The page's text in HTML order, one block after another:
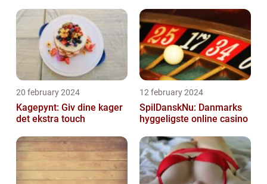
20 february 2024
Kagepynt: Giv dine kager
det ekstra touch
12 february 2024
SpilDanskNu: Danmarks
hyggeligste online casino